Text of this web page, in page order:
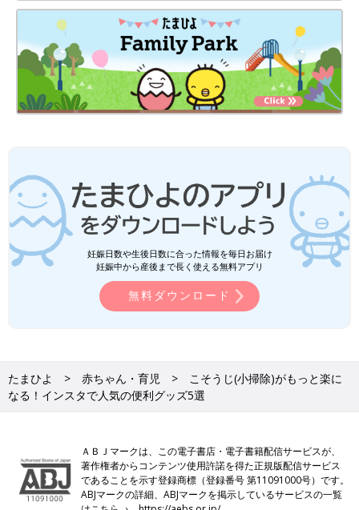
妊娠日数や生後日数に合った情報を毎日お届け
妊娠中から産後まで長く使える無料アプリ
無料ダウンロード
たまひよ 赤ちゃん・育児
こそうじ(小掃除)がもっと楽に
なる！インスタで人気の便利グッズ5選
ＡＢＪマークは、この電子書店・電子書籍配信サービスが、
著作権者からコンテンツ使用許諾を得た正規版配信サービス
であることを示す登録商標（登録番号 第11091000号）です。
ABJマークの詳細、ABJマークを掲示しているサービスの一覧